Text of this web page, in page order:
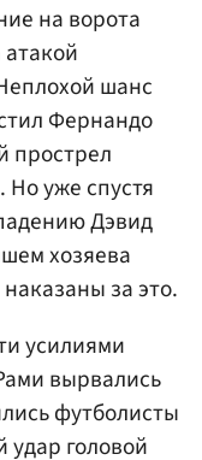
на ворота
шанс
Фернандо
прострел
Но уже спустя
Дэвид
хозяева
за это.
усилиями
вырвались
футболисты
головой